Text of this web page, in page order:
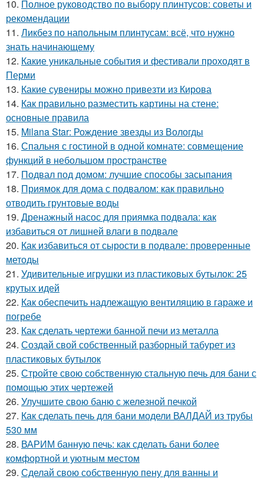
10. Полное руководство по выбору плинтусов: советы и
рекомендации
11. Ликбез по напольным плинтусам: всё, что нужно
знать начинающему
12. Какие уникальные события и фестивали проходят в
Перми
13. Какие сувениры можно привезти из Кирова
14. Как правильно разместить картины на стене:
основные правила
15. Milana Star: Рождение звезды из Вологды
16. Спальня с гостиной в одной комнате: совмещение
функций в небольшом пространстве
17. Подвал под домом: лучшие способы засыпания
18. Приямок для дома с подвалом: как правильно
отводить грунтовые воды
19. Дренажный насос для приямка подвала: как
избавиться от лишней влаги в подвале
20. Как избавиться от сырости в подвале: проверенные
методы
21. Удивительные игрушки из пластиковых бутылок: 25
крутых идей
22. Как обеспечить надлежащую вентиляцию в гараже и
погребе
23. Как сделать чертежи банной печи из металла
24. Создай свой собственный разборный табурет из
пластиковых бутылок
25. Стройте свою собственную стальную печь для бани с
помощью этих чертежей
26. Улучшите свою баню с железной печкой
27. Как сделать печь для бани модели ВАЛДАЙ из трубы
530 мм
28. ВАРИМ банную печь: как сделать бани более
комфортной и уютным местом
29. Сделай свою собственную пену для ванны и